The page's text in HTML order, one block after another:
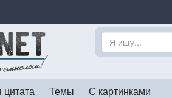
Темы С картинками